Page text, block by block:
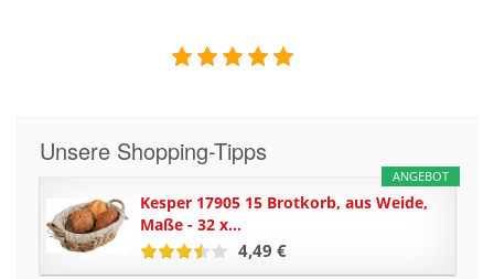
Unsere Shopping-Tipps
ANGEBOT
Kesper 17905 15 Brotkorb, aus Weide,
Maße - 32 x...
4,49 €